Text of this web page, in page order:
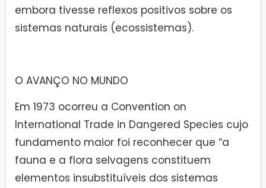
embora tivesse reflexos positivos sobre os
sistemas naturais (ecossistemas).
O AVANÇO NO MUNDO
Em 1973 ocorreu a Convention on
International Trade in Dangered Species cujo
fundamento maior foi reconhecer que “a
fauna e a flora selvagens constituem
elementos insubstituíveis dos sistemas